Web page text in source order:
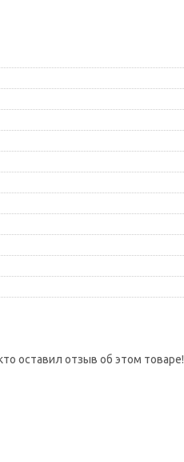
оставил отзыв об этом товаре!